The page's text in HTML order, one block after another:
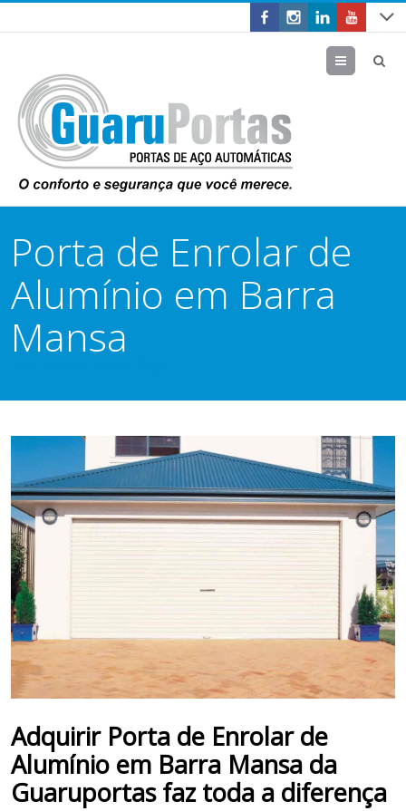
Menu
Porta de Enrolar de
Alumínio em Barra
Mansa
Adquirir Porta de Enrolar de
Alumínio em Barra Mansa da
Guaruportas faz toda a diferença